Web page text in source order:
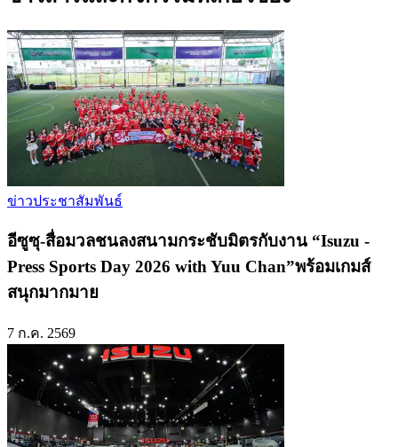
ข่าวประชาสัมพันธ์
อีซูซุ-สื่อมวลชนลงสนามกระชับมิตรกับงาน “Isuzu -
Press Sports Day 2026 with Yuu Chan”พร้อมเกมส์
สนุกมากมาย
7 ก.ค. 2569